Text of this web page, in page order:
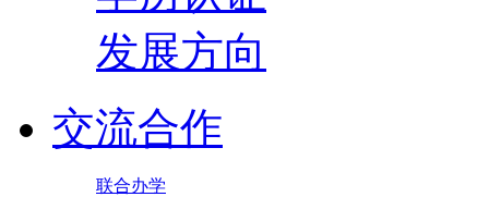
发展方向
交流合作
联合办学